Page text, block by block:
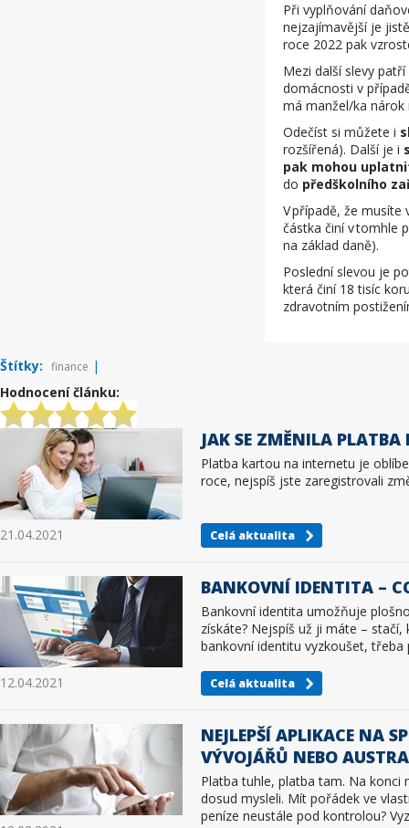
Při vyplňování
nejzajímavější je
roce 2022 pak
Mezi další slevy
domácnosti v
má manžel/ka
Odečíst si můžete i
rozšířená). Další je i
pak mohou
do předškolního
V případě, že
částka činí v tomhle
na základ daně).
Poslední slevou je
která činí 18 tisíc
zdravotním
Štítky: finance |
Hodnocení článku:
JAK SE ZMĚNILA
21.04.2021
Platba kartou na internetu je
roce, nejspíš jste zaregistrovali
Celá aktualita
BANKOVNÍ IDENTITA –
12.04.2021
Bankovní identita umožňuje
získáte? Nejspíš už ji máte –
bankovní identitu vyzkoušet,
Celá aktualita
NEJLEPŠÍ APLIKACE NA
VÝVOJÁŘŮ NEBO
Platba tuhle, platba tam. Na
dosud mysleli. Mít pořádek ve
peníze neustále pod kontrolou?